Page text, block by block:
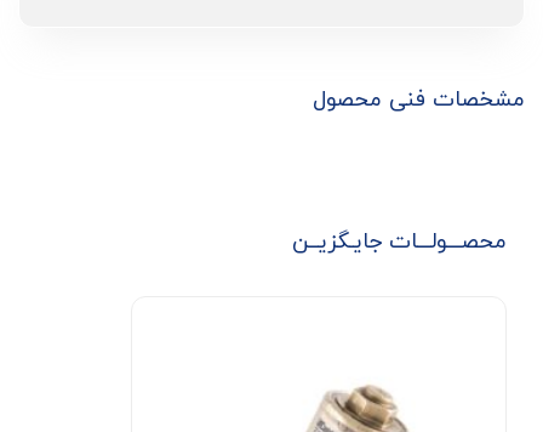
مشخصات فنی محصول
محصـــولـــات جایـگزیــن